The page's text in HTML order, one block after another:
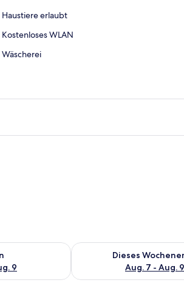
Haustiere erlaubt
Kostenloses WLAN
Wäscherei
9
für morgen, Aug. 8 - Aug. 9.
Dieses
Aug. 7 - Aug. 9
Überprüfe die